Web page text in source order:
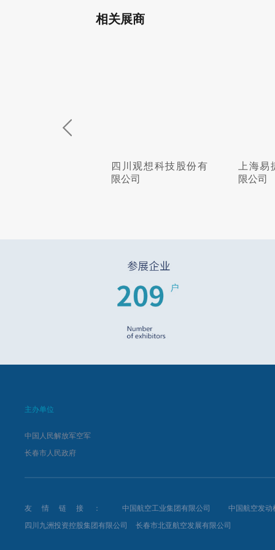
相关展商
四川观想科技股份有
限公司
上海
限公司
主办单位
中国人民解放军空军
长春市人民政府
友情链接：中国航空工业集团有限公司
中国航空发动
四川九洲投资控股集团有限公司
长春市北亚航空发展有限公司